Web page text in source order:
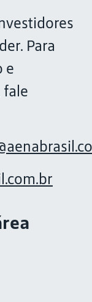
Para
e
fale